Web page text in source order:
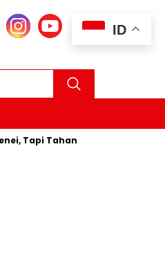
Tapi Tahan Serangan “Untuk
ID